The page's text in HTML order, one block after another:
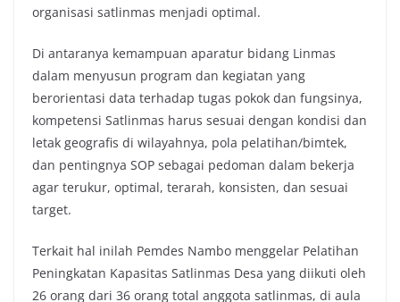
organisasi satlinmas menjadi optimal.
Di antaranya kemampuan aparatur bidang Linmas
dalam menyusun program dan kegiatan yang
berorientasi data terhadap tugas pokok dan fungsinya,
kompetensi Satlinmas harus sesuai dengan kondisi dan
letak geografis di wilayahnya, pola pelatihan/bimtek,
dan pentingnya SOP sebagai pedoman dalam bekerja
agar terukur, optimal, terarah, konsisten, dan sesuai
target.
Terkait hal inilah Pemdes Nambo menggelar Pelatihan
Peningkatan Kapasitas Satlinmas Desa yang diikuti oleh
26 orang dari 36 orang total anggota satlinmas, di aula